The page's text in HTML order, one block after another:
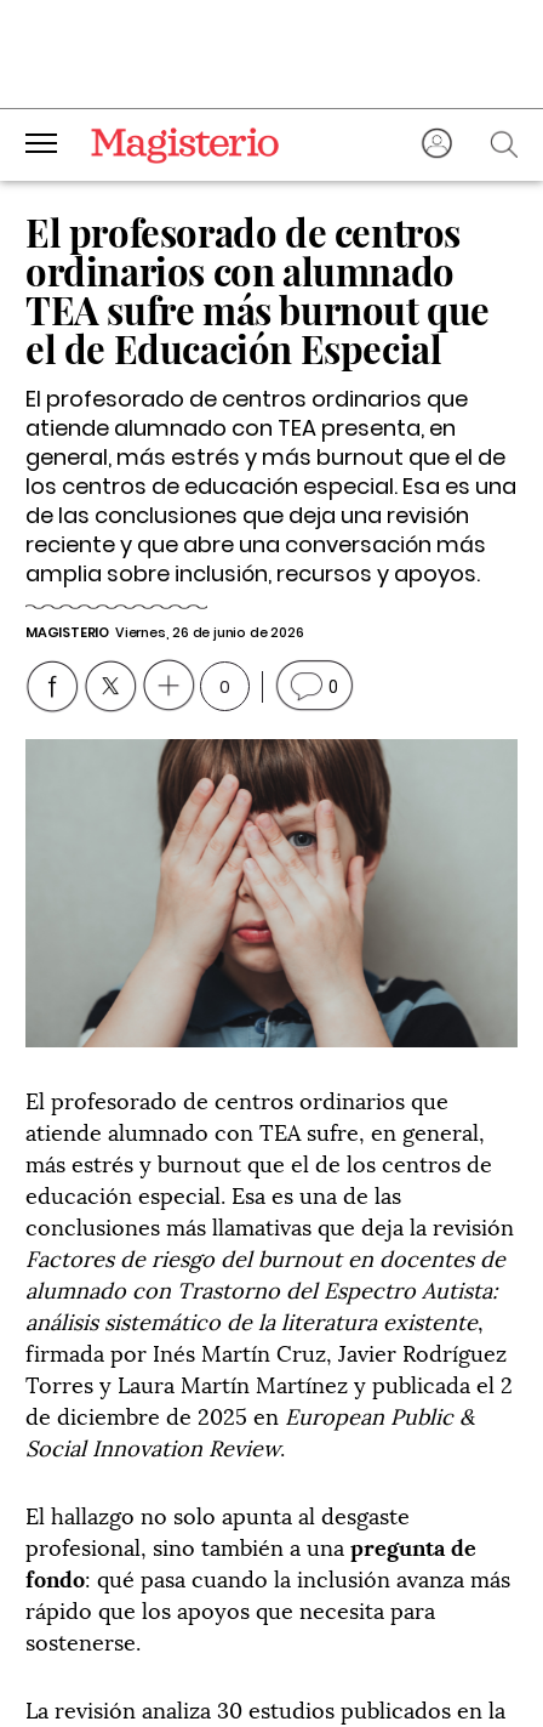
El profesorado de centros
ordinarios con alumnado
TEA sufre más burnout que
el de Educación Especial
El profesorado de centros ordinarios que
atiende alumnado con TEA presenta, en
general, más estrés y más burnout que el de
los centros de educación especial. Esa es una
de las conclusiones que deja una revisión
reciente y que abre una conversación más
amplia sobre inclusión, recursos y apoyos.
MAGISTERIO Viernes, 26 de junio de 2026
0 0
El profesorado de centros ordinarios que
atiende alumnado con TEA sufre, en general,
más estrés y burnout que el de los centros de
educación especial. Esa es una de las
conclusiones más llamativas que deja la revisión
Factores de riesgo del burnout en docentes de
alumnado con Trastorno del Espectro Autista:
análisis sistemático de la literatura existente,
firmada por Inés Martín Cruz, Javier Rodríguez
Torres y Laura Martín Martínez y publicada el 2
de diciembre de 2025 en European Public &
Social Innovation Review.
El hallazgo no solo apunta al desgaste
profesional, sino también a una pregunta de
fondo: qué pasa cuando la inclusión avanza más
rápido que los apoyos que necesita para
sostenerse.
La revisión analiza 30 estudios publicados en la